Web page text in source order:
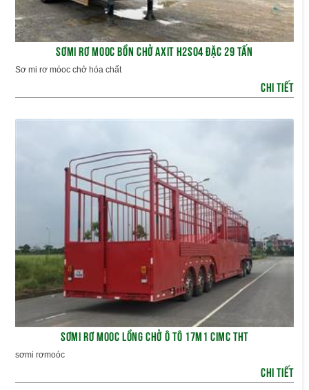
SƠMI RƠ MOOC BỒN CHỞ AXIT H2SO4 ĐẶC 29 TẤN
Sơ mi rơ móoc chở hóa chất
CHI TIẾT
SƠMI RƠ MOOC LỒNG CHỞ Ô TÔ 17M1 CIMC THT
sơmi rơmoóc
CHI TIẾT